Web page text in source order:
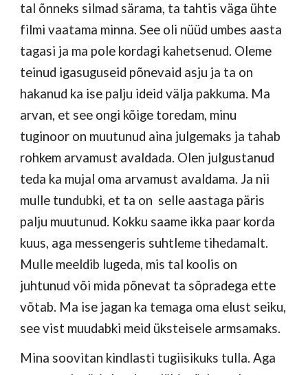
tal õnneks silmad särama, ta tahtis väga ühte
filmi vaatama minna. See oli nüüd umbes aasta
tagasi ja ma pole kordagi kahetsenud. Oleme
teinud igasuguseid põnevaid asju ja ta on
hakanud ka ise palju ideid välja pakkuma. Ma
arvan, et see ongi kõige toredam, minu
tuginoor on muutunud aina julgemaks ja tahab
rohkem arvamust avaldada. Olen julgustanud
teda ka mujal oma arvamust avaldama. Ja nii
mulle tundubki, et ta on selle aastaga päris
palju muutunud. Kokku saame ikka paar korda
kuus, aga messengeris suhtleme tihedamalt.
Mulle meeldib lugeda, mis tal koolis on
juhtunud või mida põnevat ta sõpradega ette
võtab. Ma ise jagan ka temaga oma elust seiku,
see vist muudabki meid üksteisele armsamaks.
Mina soovitan kindlasti tugiisikuks tulla. Aga